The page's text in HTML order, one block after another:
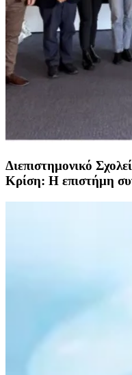
Διεπιστημονικό
Κρίση: Η επιστήμη